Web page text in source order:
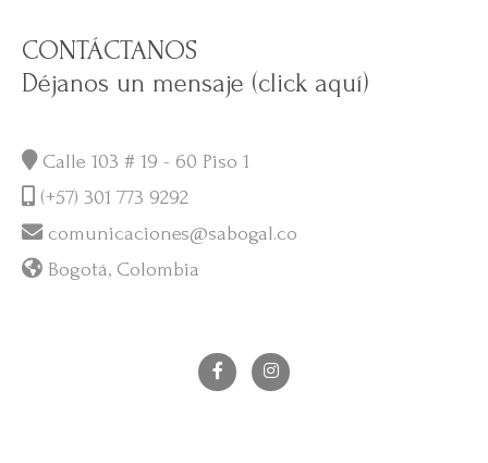
CONTÁCTANOS
Déjanos un mensaje (click aquí)
Calle 103 # 19 - 60 Piso 1
(+57) 301 773 9292
comunicaciones@sabogal.co
Bogotá, Colombia